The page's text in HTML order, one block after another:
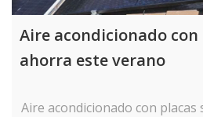
Aire acondicionado con
ahorra este verano
Aire acondicionado con